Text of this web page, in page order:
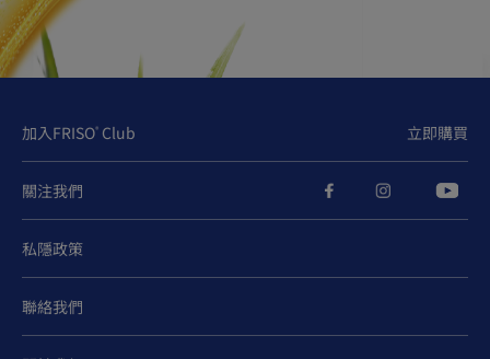
加入FRISO® Club 立即購買
關注我們
私隱政策
聯絡我們